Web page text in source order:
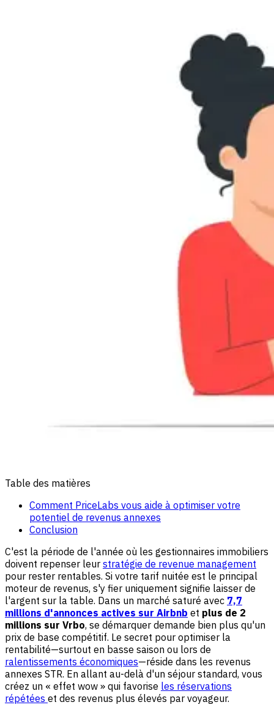
Table des matières
Comment PriceLabs vous aide à optimiser votre
potentiel de revenus annexes
Conclusion
C'est la période de l'année où les gestionnaires immobiliers
doivent repenser leur stratégie de revenue management
pour rester rentables. Si votre tarif nuitée est le principal
moteur de revenus, s'y fier uniquement signifie laisser de
l'argent sur la table. Dans un marché saturé avec 7,7
millions d'annonces actives sur Airbnb et plus de 2
millions sur Vrbo, se démarquer demande bien plus qu'un
prix de base compétitif. Le secret pour optimiser la
rentabilité—surtout en basse saison ou lors de
ralentissements économiques—réside dans les revenus
annexes STR. En allant au-delà d'un séjour standard, vous
créez un « effet wow » qui favorise les réservations
répétées et des revenus plus élevés par voyageur.